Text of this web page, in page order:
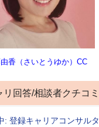
香（さいとうゆか）CC
リ回答/相談者クチコミ
: 登録キャリアコンサルタ